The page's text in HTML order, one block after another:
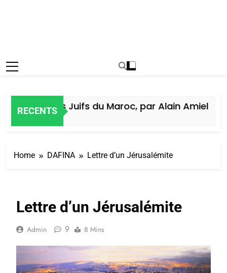
RECENTS
des Juifs du Maroc, par Alain Amiel
Home DAFINA Lettre d’un Jérusalémite
Lettre d’un Jérusalémite
Admin 9 8 Mins